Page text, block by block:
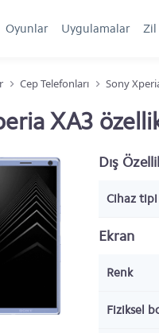
Oyunlar Uygulamalar Zil
Cep Telefonları Sony
XA3
Dış
Cihaz tipi
Ekran
Renk
Fiziksel